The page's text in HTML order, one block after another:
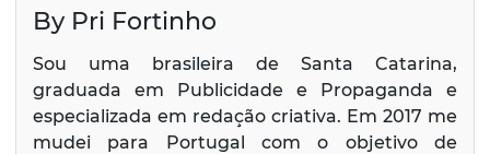
By Pri Fortinho
Sou uma brasileira de Santa Catarina,
graduada em Publicidade e Propaganda e
especializada em redação criativa. Em 2017 me
mudei para Portugal com o objetivo de